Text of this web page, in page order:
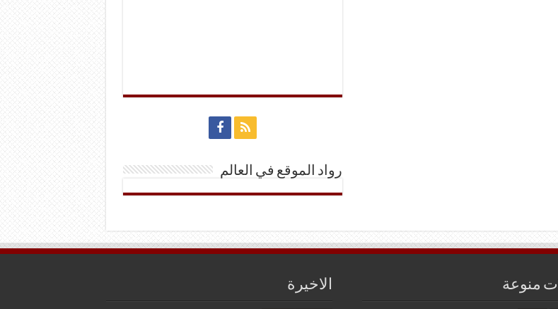
رواد الموقع في العالم
منوعة الاخيرة